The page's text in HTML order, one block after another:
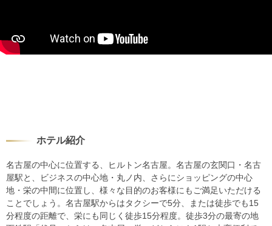
ホテル紹介
名古屋の中心に位置する、ヒルトン名古屋。名古屋の玄関口・名古
屋駅と、ビジネスの中心地・丸ノ内、さらにショッピングの中心
地・栄の中間に位置し、様々な目的のお客様にもご満足いただける
ことでしょう。名古屋駅からはタクシーで5分、または徒歩でも15
分程度の距離で、栄にも同じく徒歩15分程度。徒歩3分の最寄の地